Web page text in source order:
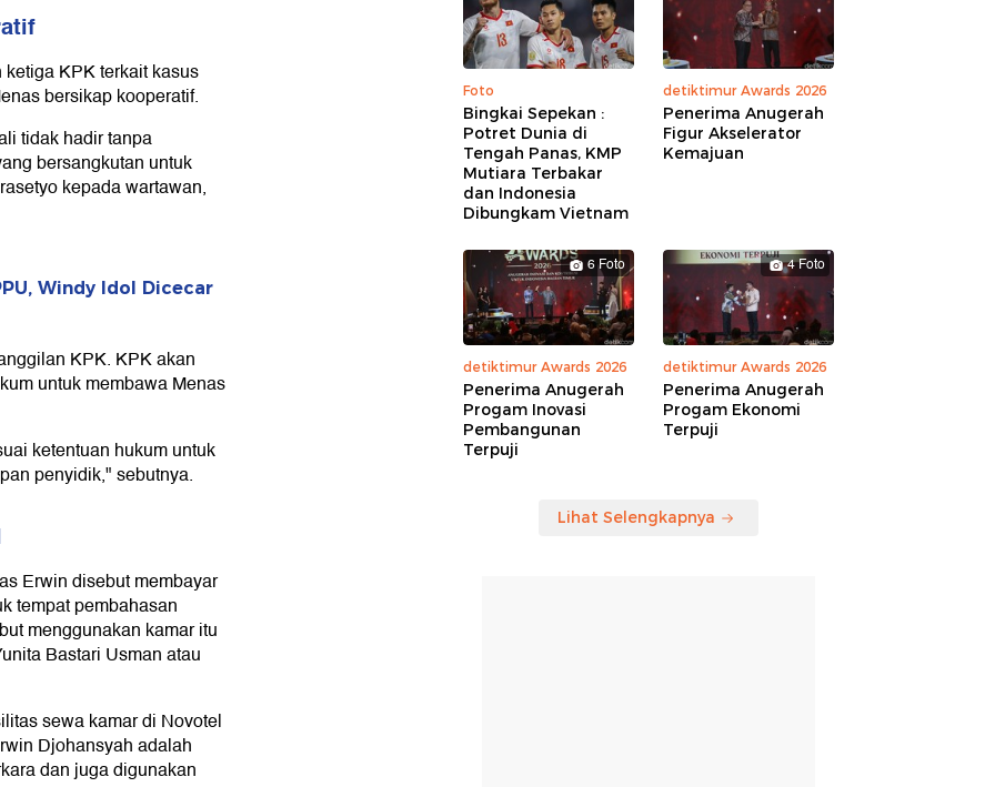
KPK terkait kasus
bersikap kooperatif.
tidak hadir tanpa
bersangkutan untuk
kepada wartawan,
Windy Idol Dicecar
KPK. KPK akan
untuk membawa Menas
ketentuan hukum untuk
penyidik," sebutnya.
Erwin disebut membayar
tempat pembahasan
menggunakan kamar itu
Bastari Usman atau
sewa kamar di Novotel
Djohansyah adalah
dan juga digunakan
Foto
Bingkai Sepekan :
Potret Dunia di
Tengah Panas, KMP
Mutiara Terbakar
dan Indonesia
Dibungkam Vietnam
detiktimur Awards 2026
Penerima Anugerah
Figur Akselerator
Kemajuan
6 Foto
detiktimur Awards 2026
Penerima Anugerah
Progam Inovasi
Pembangunan
Terpuji
4 Foto
detiktimur Awards 2026
Penerima Anugerah
Progam Ekonomi
Terpuji
Lihat Selengkapnya